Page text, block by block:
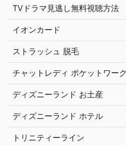
TVドラマ見逃し無料視聴方法
イオンカード
ストラッシュ 脱毛
チャットレディ ポケットワーク
ディズニーランド お土産
ディズニーランド ホテル
トリニティーライン